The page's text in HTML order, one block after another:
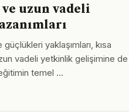
uzun vadeli
yaklaşımları, kısa
vadeli yetkinlik gelişimine de
temel …